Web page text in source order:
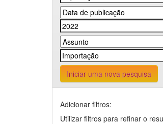
Iniciar uma nova pesquisa
Adicionar filtros:
Utilizar filtros para refinar o